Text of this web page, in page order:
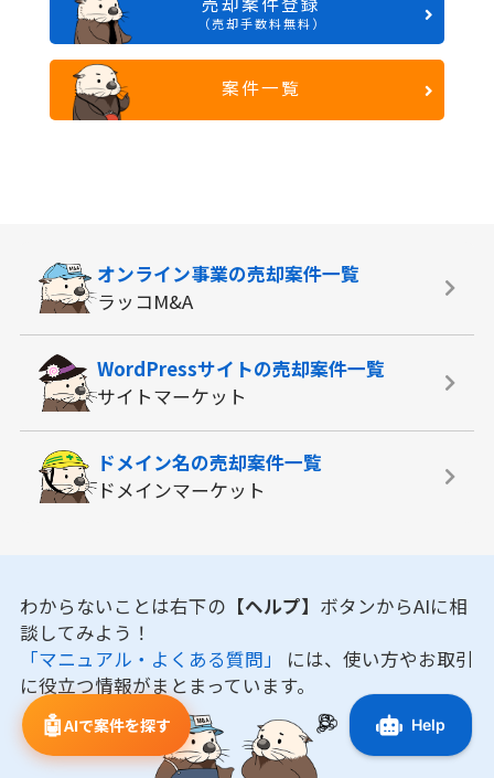
（売却手数料無料）
案件一覧
🤖AIで案件を探す
オンライン事業の売却案件一覧
ラッコM&A
WordPressサイトの売却案件一覧
サイトマーケット
ドメイン名の売却案件一覧
ドメインマーケット
わからないことは右下の 【ヘルプ】 ボタンからAIに相
談してみよう！
「マニュアル・よくある質問」 には、使い方やお取引
に役立つ情報がまとまっています。